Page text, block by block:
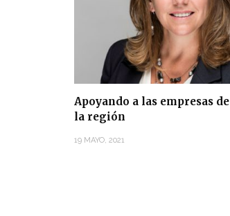
Apoyando a las empresas de
la región
19 MAYO, 2021